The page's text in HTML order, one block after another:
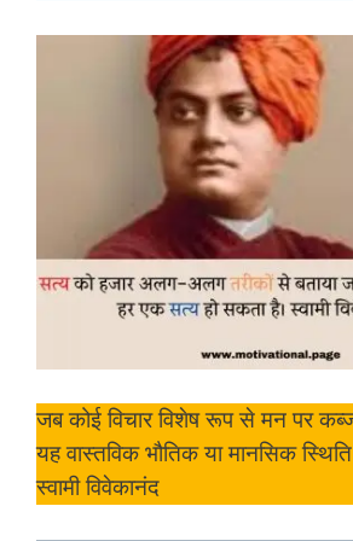
जब कोई विचार विशेष रूप से मन पर
यह वास्तविक भौतिक या मानसिक
स्वामी विवेकानंद